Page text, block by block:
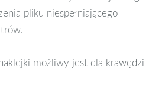
pliku niespełniającego
możliwy jest dla krawędzi